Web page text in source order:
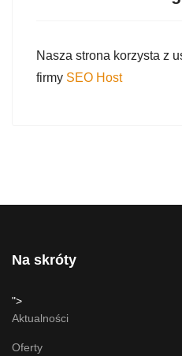
Nasza strona korzysta z
firmy SEO Host
Na skróty
">
Aktualności
Oferty